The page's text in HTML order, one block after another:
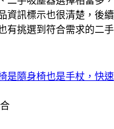
資訊標示也很清楚，後
有挑選到符合需求的二手
是隨身椅也是手杖，快